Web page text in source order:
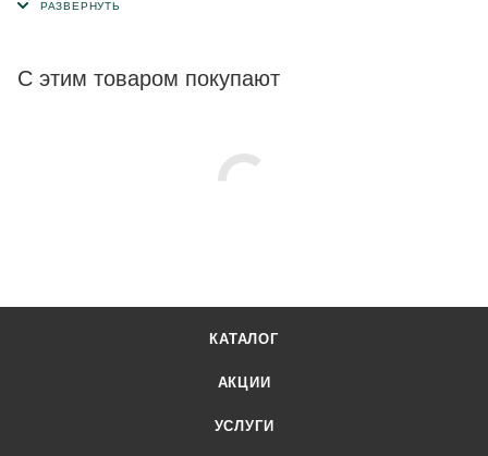
С этим товаром покупают
КАТАЛОГ
АКЦИИ
УСЛУГИ